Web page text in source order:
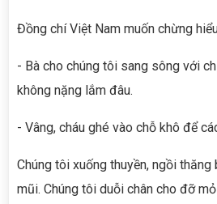
Đồng chí Việt Nam muốn chừng
- Bà cho chúng tôi sang sông với
không nặng lắm đâu.
- Vâng, cháu ghé vào chỗ khô để
Chúng tôi xuống thuyền, ngồi thăng
mũi. Chúng tôi duỗi chân cho đỡ